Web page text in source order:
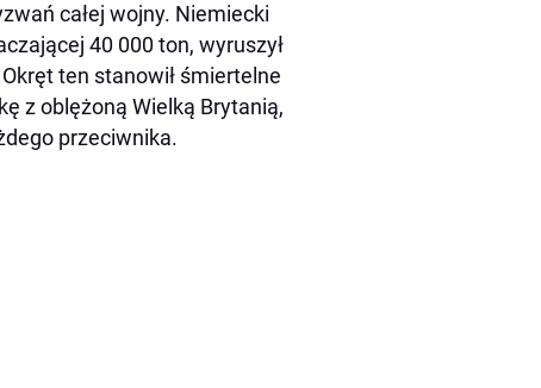
całej wojny. Niemiecki
40 000 ton, wyruszył
ten stanowił śmiertelne
z oblężoną Wielką Brytanią,
przeciwnika.